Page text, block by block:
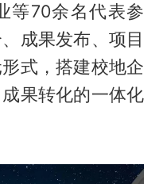
等70余名代表参
成果发布、项目
式，搭建校地企
果转化的一体化